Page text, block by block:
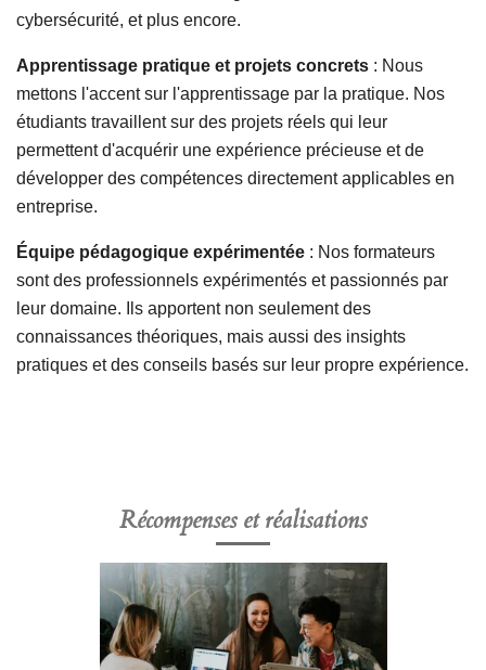
cybersécurité, et plus encore.
Apprentissage pratique et projets concrets : Nous
mettons l'accent sur l'apprentissage par la pratique. Nos
étudiants travaillent sur des projets réels qui leur
permettent d'acquérir une expérience précieuse et de
développer des compétences directement applicables en
entreprise.
Équipe pédagogique expérimentée : Nos formateurs
sont des professionnels expérimentés et passionnés par
leur domaine. Ils apportent non seulement des
connaissances théoriques, mais aussi des insights
pratiques et des conseils basés sur leur propre expérience.
Récompenses et réalisations